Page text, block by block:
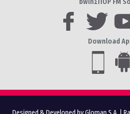
bwinΣΠΟΡ FM
Download